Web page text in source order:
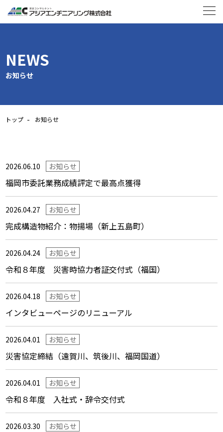
NEWS
お知らせ
トップ お知らせ
2026.06.10 お知らせ
福岡市委託業務成績評定で最高点獲得
2026.04.27 お知らせ
完成構造物紹介：物揚場（新上五島町）
2026.04.24 お知らせ
令和８年度 災害時協力者証交付式（福国）
2026.04.18 お知らせ
インタビューページのリニューアル
2026.04.01 お知らせ
災害協定締結（遠賀川、筑後川、福岡国道）
2026.04.01 お知らせ
令和８年度 入社式・辞令交付式
2026.03.30 お知らせ